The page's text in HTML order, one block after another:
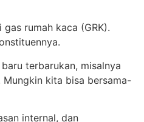
rumah kaca (GRK).
terbarukan, misalnya
kita bisa bersama-
internal, dan